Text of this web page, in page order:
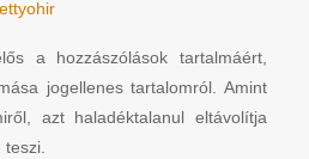
a hozzászólások tartalmáért,
jogellenes tartalomról. Amint
azt haladéktalanul eltávolítja
teszi.